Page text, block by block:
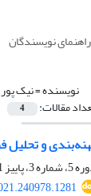
راهنمای نویسندگان
نویسنده =نیک
مقالات: 4
و
3، پاییز 1401، صفحه